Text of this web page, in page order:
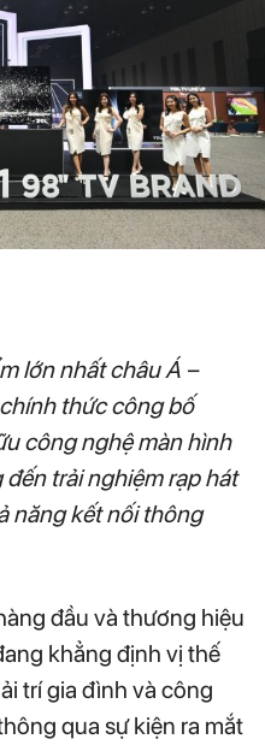
lớn nhất châu Á –
thức công bố
công nghệ màn hình
trải nghiệm rạp hát
năng kết nối thông
đầu và thương hiệu
khẳng định vị thế
trí gia đình và công
qua sự kiện ra mắt